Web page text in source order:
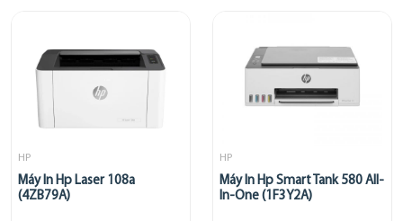
HP
Máy In Hp Laser 108a
(4ZB79A)
HP
Máy In Hp Smart Tank 580 All-
In-One (1F3Y2A)